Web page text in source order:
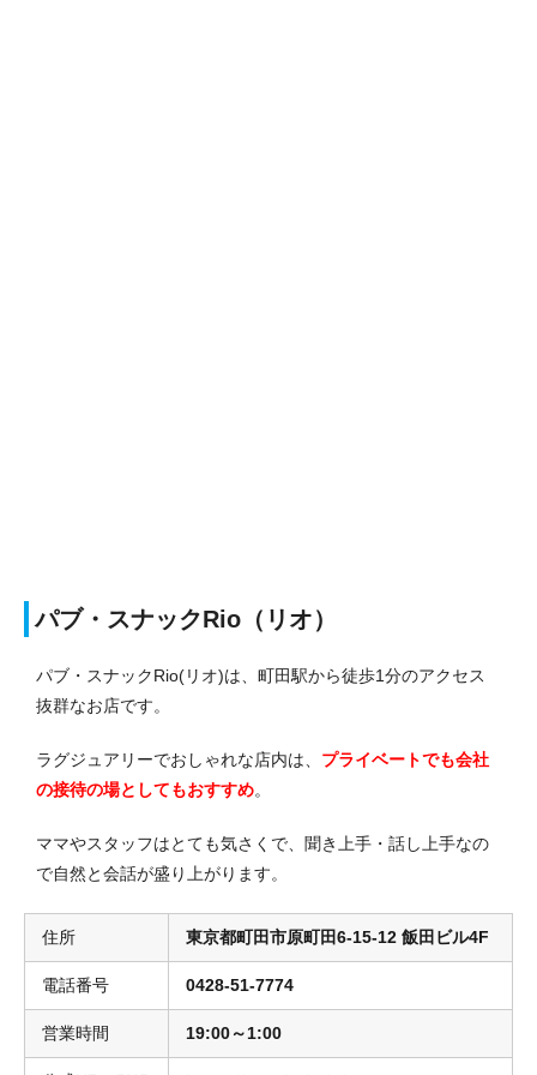
パブ・スナックRio（リオ）
パブ・スナックRio(リオ)は、町田駅から徒歩1分のアクセス
抜群なお店です。
ラグジュアリーでおしゃれな店内は、 プライベートでも会社
の接待の場としてもおすすめ。
ママやスタッフはとても気さくで、聞き上手・話し上手なの
で自然と会話が盛り上がります。
住所 東京都町田市原町田6-15-12 飯田ビル4F
電話番号 0428-51-7774
営業時間 19:00～1:00